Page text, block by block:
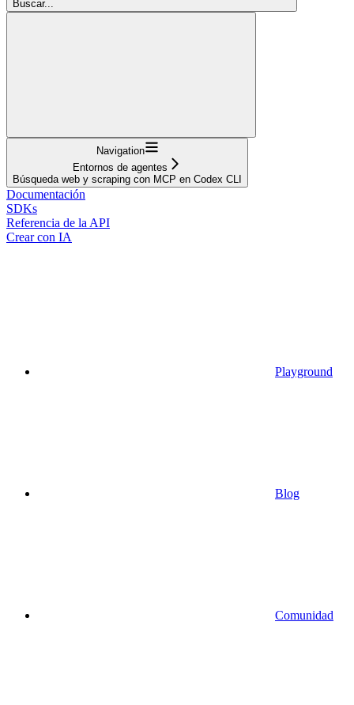
Buscar...
Navigation
Entornos de agentes
Búsqueda web y scraping con MCP en Codex CLI
Documentación
SDKs
Referencia de la API
Crear con IA
Playground
Blog
Comunidad